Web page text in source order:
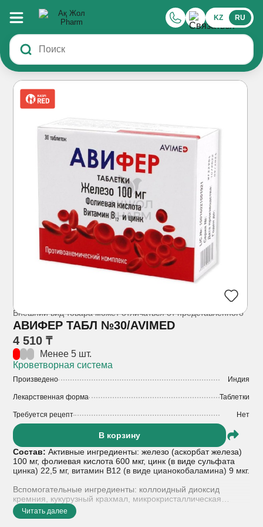
KZ RU
Внешний вид товара может отличаться от представленного
АВИФЕР ТАБЛ №30/AVIMED
4 510 ₸
Менее 5 шт.
Кроветворная система
Произведено Индия
Лекарственная форма Таблетки
Требуется рецепт Нет
В корзину
Состав: Активные ингредиенты: железо (аскорбат железа)
100 мг, фолиевая кислота 600 мкг, цинк (в виде сульфата
цинка) 22,5 мг, витамин В12 (в виде цианокобаламина) 9 мкг.
Вспомогательные ингредиенты: коллоидный диоксид
кремния, кукурузный крахмал, микрокристаллическая
целлюлоза, повидон, изопропиловый спирт, коллоидный
диоксид кремния, кроскармеллоза натрия, очищенный
Читать далее